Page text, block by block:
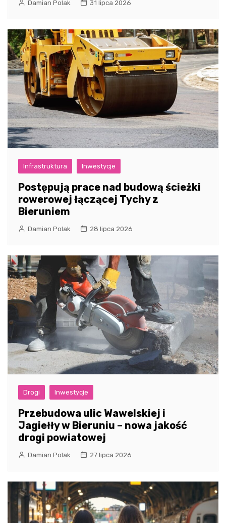
Damian Polak 31 lipca 2026
Infrastruktura Inwestycje
Postępują prace nad budową ścieżki
rowerowej łączącej Tychy z
Bieruniem
Damian Polak 28 lipca 2026
Drogi Inwestycje
Przebudowa ulic Wawelskiej i
Jagiełły w Bieruniu – nowa jakość
drogi powiatowej
Damian Polak 27 lipca 2026